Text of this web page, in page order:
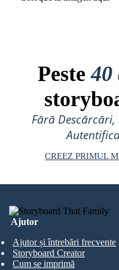
Peste40
Fără
CREEZ PRIMUL
Ajutor
Ajutor și întrebări frecvente
Storyboard Creator
Cum se imprimă